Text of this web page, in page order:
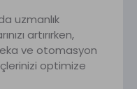
uzmanlık
artırırken,
ve otomasyon
optimize